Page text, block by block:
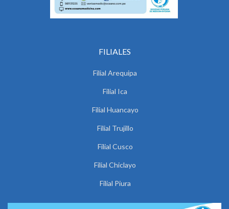
FILIALES
Filial Arequipa
Filial Ica
Filial Huancayo
Filial Trujillo
Filial Cusco
Filial Chiclayo
Filial Piura